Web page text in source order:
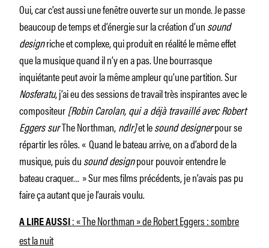
Oui, car c’est aussi une fenêtre ouverte sur un monde. Je passe
beaucoup de temps et d’énergie sur la création d’unsound
designriche et complexe, qui produit en réalité le même effet
que la musique quand il n’y en a pas. Une bourrasque
inquiétante peut avoir la même ampleur qu’une partition. Sur
Nosferatu, j’ai eu des sessions de travail très inspirantes avec le
compositeur[Robin Carolan, qui a déjà travaillé avec Robert
Eggers surThe Northman,ndlr]et lesound designerpour se
répartir les rôles. « Quand le bateau arrive, on a d’abord de la
musique, puis dusound designpour pouvoir entendre le
bateau craquer… » Sur mes films précédents, je n’avais pas pu
faire ça autant que je l’aurais voulu.
A LIRE AUSSI : « The Northman » de Robert Eggers : sombre
est la nuit